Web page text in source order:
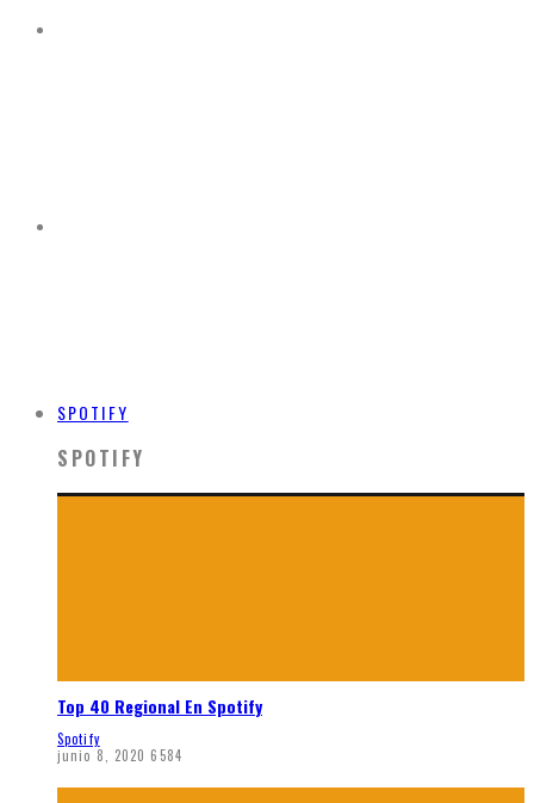
SPOTIFY
SPOTIFY
Top 40 Regional En Spotify
Spotify
junio 8, 2020 6584